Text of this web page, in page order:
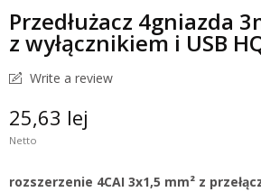
Przedłużacz 4gniazda
z wyłącznikiem i USB
Write a review
25,63 lej
Netto
rozszerzenie 4CAI 3x1,5 mm² z